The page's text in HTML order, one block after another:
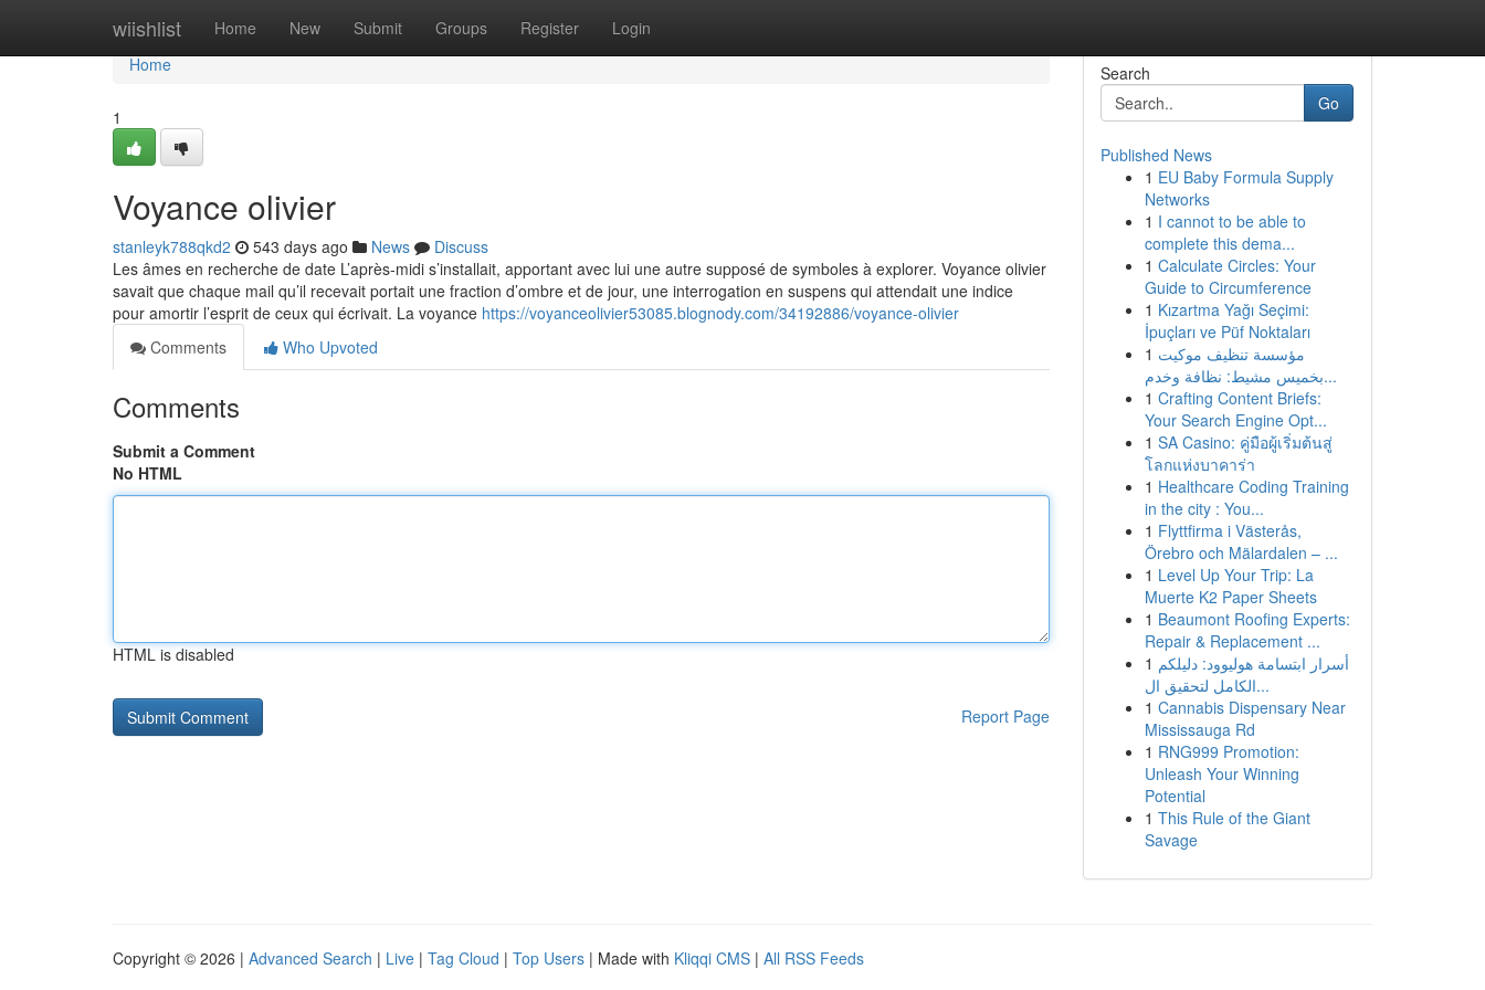
wiishlist Home New Submit Groups Register Login
Home
Home
1
Voyance olivier
stanleyk788qkd2 543 days ago News
Discuss
Les âmes en recherche de date L’après-midi s’installait, apportant avec lui une autre supposé de symboles à explorer. Voyance olivier
savait que chaque mail qu’il recevait portait une fraction d’ombre et de jour, une interrogation en suspens qui attendait une indice
pour amortir l’esprit de ceux qui écrivait. La voyance https://voyanceolivier53085.blognody.com/34192886/voyance-olivier
Comments
Who Upvoted
Comments
Submit a Comment
No HTML
HTML is disabled
Report Page
Search
Go
Published News
1 EU Baby Formula Supply
Networks
1 I cannot to be able to
complete this dema...
1 Calculate Circles: Your
Guide to Circumference
1 Kızartma Yağı Seçimi:
İpuçları ve Püf Noktaları
1 مؤسسة تنظيف موكيت
بخميس مشيط: نظافة وخدم...
1 Crafting Content Briefs:
Your Search Engine Opt...
1 SA Casino: คู่มือผู้เริ่มต้นสู่
โลกแห่งบาคาร่า
1 Healthcare Coding Training
in the city : You...
1 Flyttfirma i Västerås,
Örebro och Mälardalen – ...
1 Level Up Your Trip: La
Muerte K2 Paper Sheets
1 Beaumont Roofing Experts:
Repair & Replacement ...
1 أسرار ابتسامة هوليوود: دليلكم
الكامل لتحقيق ال...
1 Cannabis Dispensary Near
Mississauga Rd
1 RNG999 Promotion:
Unleash Your Winning
Potential
1 This Rule of the Giant
Savage
Copyright © 2026 | Advanced Search | Live | Tag Cloud | Top Users | Made with Kliqqi CMS | All RSS Feeds